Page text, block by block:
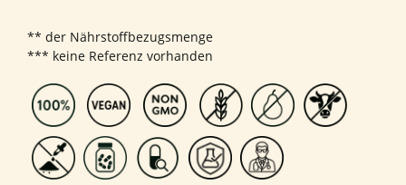
** der Nährstoffbezugsmenge
*** keine Referenz vorhanden